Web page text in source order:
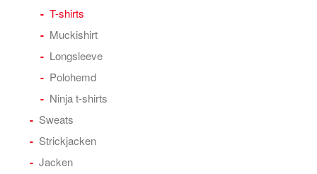
T-shirts
Muckishirt
Longsleeve
Polohemd
Ninja t-shirts
Sweats
Strickjacken
Jacken